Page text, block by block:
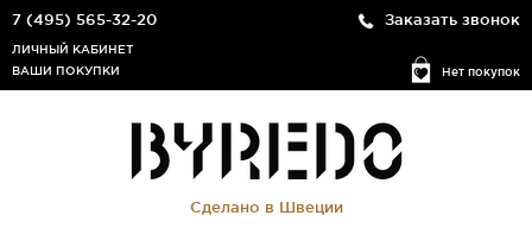
7 (495) 565-32-20 Заказать звонок
Нет покупок
ЛИЧНЫЙ КАБИНЕТ
ВАШИ ПОКУПКИ
Сделано в Швеции